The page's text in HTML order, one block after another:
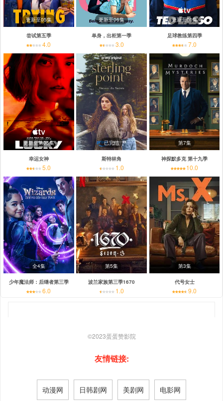
更新至05集
尝试第五季
4.0
更新至06集
单身，出柜第一季
3.0
更新至01集
足球教练第四季
7.0
更新至第05集
幸运女神
5.0
已完结
斯特林角
1.0
第7集
神探默多克 第十九季
10.0
全4集
少年魔法师：后继者第三季
6.0
第5集
波兰家族第三季1670
1.0
第3集
代号女士
9.0
©2023蛋蛋赞影院
友情链接:
动漫网 日韩剧网 美剧网 电影网